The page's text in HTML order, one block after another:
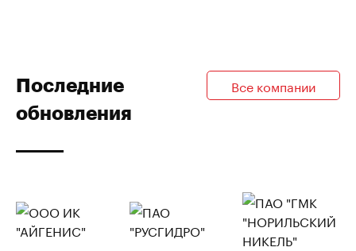
Последние
обновления
Все компании